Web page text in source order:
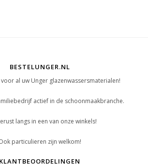
BESTELUNGER.NL
al uw Unger glazenwassersmaterialen!
actief in de schoonmaakbranche.
langs in een van onze winkels!
particulieren zijn welkom!
KLANTBEOORDELINGEN